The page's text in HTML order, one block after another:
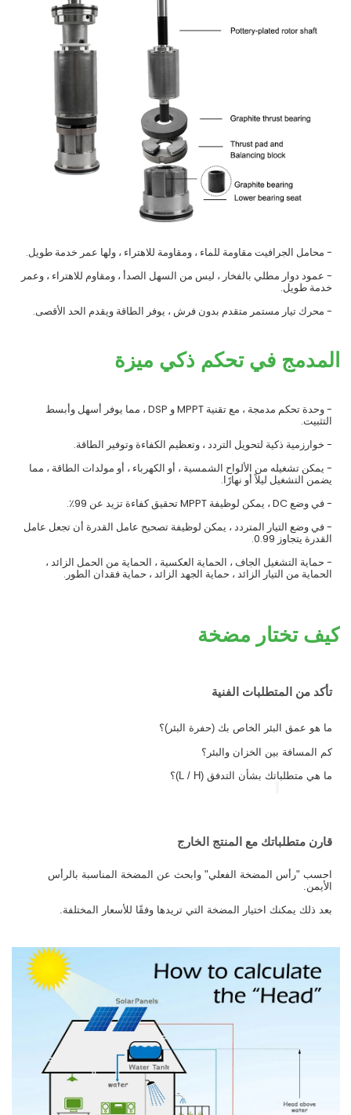
- محامل الجرافيت مقاومة للماء ، ومقاومة للاهتراء ، ولها عمر خدمة طويل.
- عمود دوار مطلي بالفخار ، ليس من السهل الصدأ ، ومقاوم للاهتراء ، وعمر
خدمة طويل.
- محرك تيار مستمر متقدم بدون فرش ، يوفر الطاقة ويقدم الحد الأقصى.
المدمج في تحكم ذكي ميزة
- وحدة تحكم مدمجة ، مع تقنية MPPT و DSP ، مما يوفر أسهل وأبسط
التثبيت.
- خوارزمية ذكية لتحويل التردد ، وتعظيم الكفاءة وتوفير الطاقة.
- يمكن تشغيله من الألواح الشمسية ، أو الكهرباء ، أو مولدات الطاقة ، مما
يضمن التشغيل ليلاً أو نهارًا.
- في وضع DC ، يمكن لوظيفة MPPT تحقيق كفاءة تزيد عن 99٪.
- في وضع التيار المتردد ، يمكن لوظيفة تصحيح عامل القدرة أن تجعل عامل
القدرة يتجاوز 0.99.
- حماية التشغيل الجاف ، الحماية العكسية ، الحماية من الحمل الزائد ،
الحماية من التيار الزائد ، حماية الجهد الزائد ، حماية فقدان الطور.
كيف تختار مضخة
تأكد من المتطلبات الفنية
ما هو عمق البئر الخاص بك (حفرة البئر)؟
كم المسافة بين الخزان والبئر؟
ما هي متطلباتك بشأن التدفق (L / H)؟
قارن متطلباتك مع المنتج الخارج
احسب "رأس المضخة الفعلي" وابحث عن المضخة المناسبة بالرأس
الأيمن.
بعد ذلك يمكنك اختيار المضخة التي تريدها وفقًا للأسعار المختلفة.